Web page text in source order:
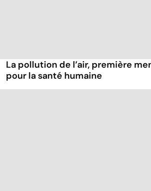
La pollution de l’air, première
pour la santé humaine